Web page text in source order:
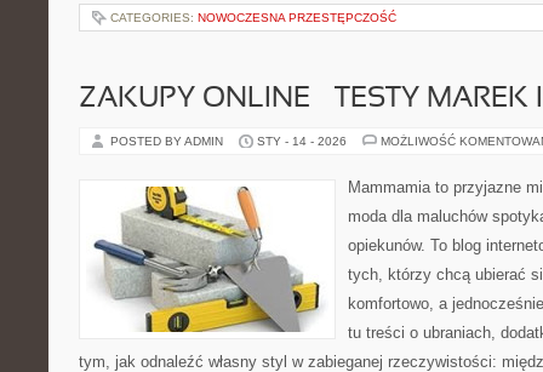
CATEGORIES: NOWOCZESNA PRZESTĘPCZOŚĆ
ZAKUPY ONLINE – TESTY MAREK
POSTED BY ADMIN STY - 14 - 2026 MOŻLIWOŚĆ
Mammamia to przyjazne
moda dla maluchów
opiekunów. To blog
tych, którzy chcą ubierać
komfortowo, a
tu treści o ubraniach,
tym, jak odnaleźć własny styl w zabieganej rzeczywistości: